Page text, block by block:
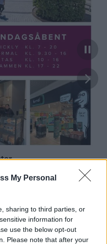
My Personal
sharing to third parties, or
information for
use the below opt-out
Please note that after your